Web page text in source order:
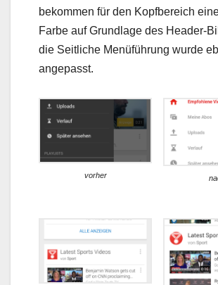
bekommen für den Kopfbereich
Farbe auf Grundlage des Header-
die Seitliche Menüführung wurde
angepasst.
vorher